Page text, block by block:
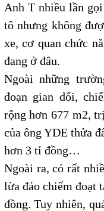
Anh T nhiều lần
tô nhưng không
xe, cơ quan chức
đang ở đâu.
Ngoài những
đoạn gian dối,
rộng hơn 677 m2,
của ông YDE thửa
hơn 3 tỉ đồng…
Ngoài ra, có rất
lừa đảo chiếm đoạt
đồng. Tuy nhiên,